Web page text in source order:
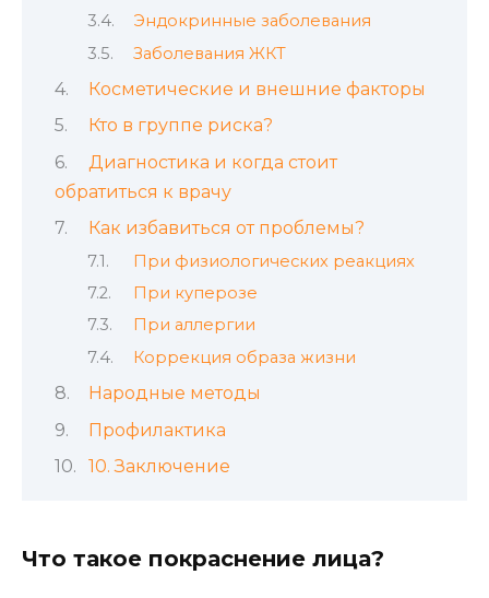
Эндокринные заболевания
Заболевания ЖКТ
Косметические и внешние факторы
Кто в группе риска?
Диагностика и когда стоит
обратиться к врачу
Как избавиться от проблемы?
При физиологических реакциях
При куперозе
При аллергии
Коррекция образа жизни
Народные методы
Профилактика
10. Заключение
Что такое покраснение лица?